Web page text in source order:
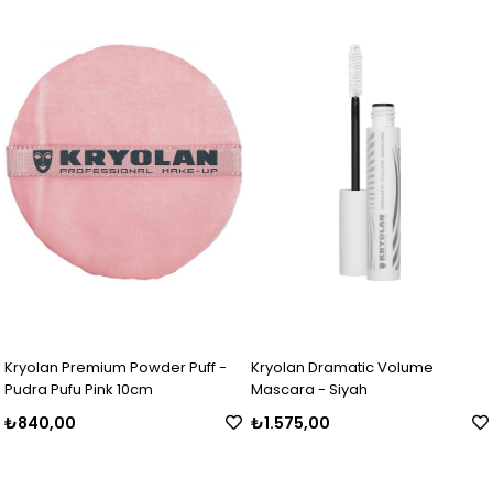
Kryolan Premium Powder Puff -
Pudra Pufu Pink 10cm
₺840,00
Kryolan Dramatic Volume
Mascara - Siyah
₺1.575,00